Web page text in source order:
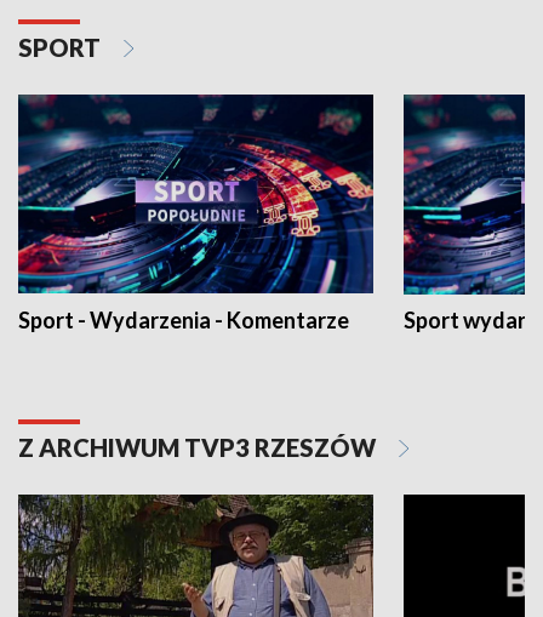
SPORT
Sport - Wydarzenia - Komentarze Sport
Z ARCHIWUM TVP3 RZESZÓW